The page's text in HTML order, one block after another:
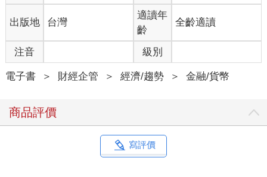
出版地 台灣
適讀年
齡
全齡適讀
注音 級別
電子書 ＞ 財經企管 ＞ 經濟/趨勢 ＞ 金融/貨幣
商品評價
寫評價